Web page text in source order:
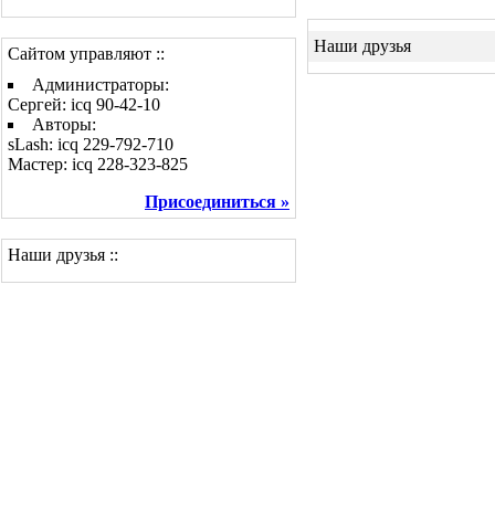
Сайтом управляют ::
Администраторы:
Сергей: icq 90-42-10
Авторы:
sLash: icq 229-792-710
Мастер: icq 228-323-825
Присоединиться »
Наши друзья ::
Наши друзья